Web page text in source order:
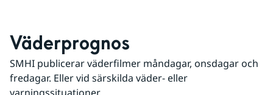
Väderprognos
SMHI publicerar väderfilmer måndagar, onsdagar och
fredagar. Eller vid särskilda väder- eller